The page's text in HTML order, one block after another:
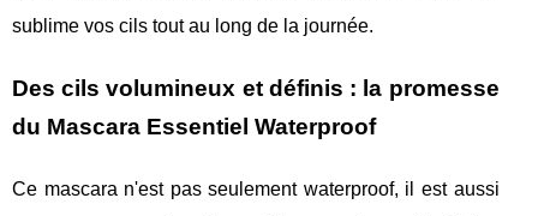
sublime vos cils tout au long de la journée.
Des cils volumineux et définis : la promesse
du Mascara Essentiel Waterproof
Ce mascara n'est pas seulement waterproof, il est aussi